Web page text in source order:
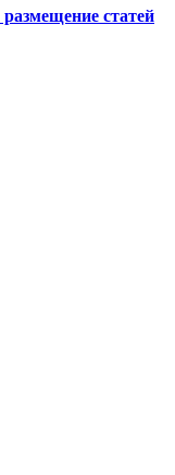
размещение статей